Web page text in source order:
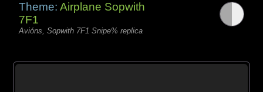
Theme:Airplane Sopwith
7F1
Avións, Sopwith 7F1 Snipe% replica